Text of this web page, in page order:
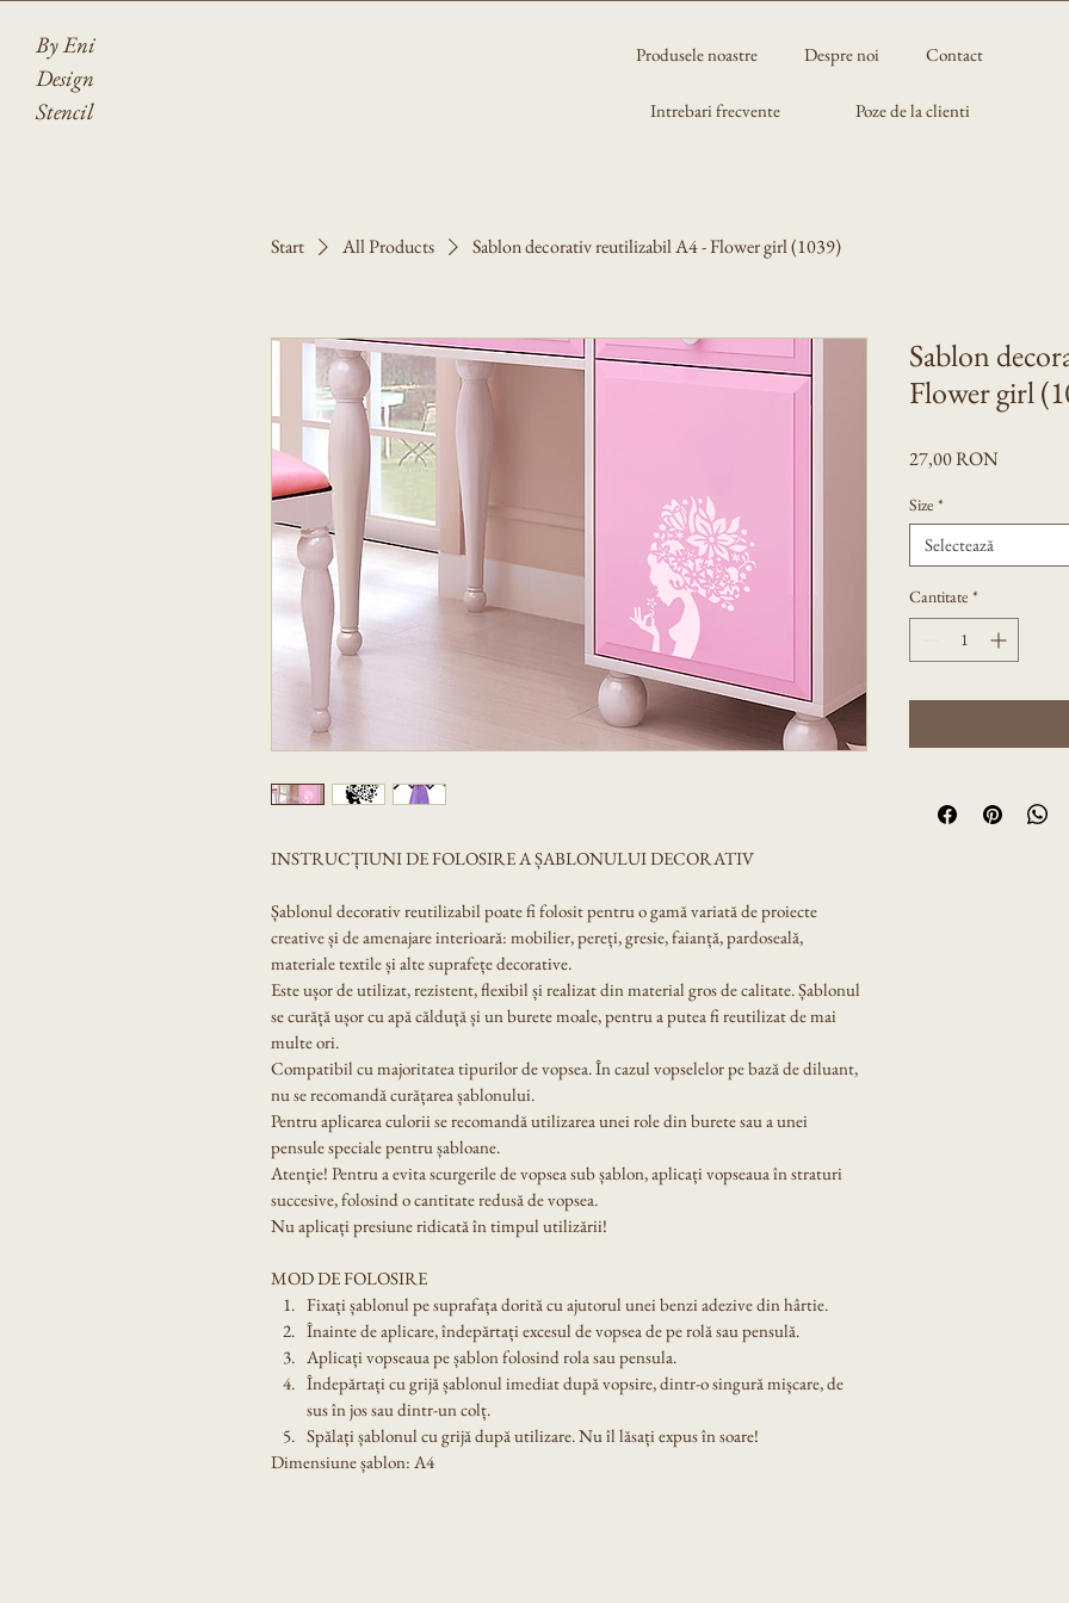
By Eni
Design
Stencil
Produsele noastre Despre noi Contact
Intrebari frecvente Poze de la clienti
Start All Products Sablon decorativ reutilizabil A4 - Flower girl (1039)
INSTRUCȚIUNI DE FOLOSIRE A ȘABLONULUI DECORATIV
Șablonul decorativ reutilizabil poate fi folosit pentru o gamă variată de proiecte
creative și de amenajare interioară: mobilier, pereți, gresie, faianță, pardoseală,
materiale textile și alte suprafețe decorative.
Este ușor de utilizat, rezistent, flexibil și realizat din material gros de calitate. Șablonul
se curăță ușor cu apă călduță și un burete moale, pentru a putea fi reutilizat de mai
multe ori.
Compatibil cu majoritatea tipurilor de vopsea. În cazul vopselelor pe bază de diluant,
nu se recomandă curățarea șablonului.
Pentru aplicarea culorii se recomandă utilizarea unei role din burete sau a unei
pensule speciale pentru șabloane.
Atenție! Pentru a evita scurgerile de vopsea sub șablon, aplicați vopseaua în straturi
succesive, folosind o cantitate redusă de vopsea.
Nu aplicați presiune ridicată în timpul utilizării!
MOD DE FOLOSIRE
Fixați șablonul pe suprafața dorită cu ajutorul unei benzi adezive din hârtie.
Înainte de aplicare, îndepărtați excesul de vopsea de pe rolă sau pensulă.
Aplicați vopseaua pe șablon folosind rola sau pensula.
Îndepărtați cu grijă șablonul imediat după vopsire, dintr-o singură mișcare, de
sus în jos sau dintr-un colț.
Spălați șablonul cu grijă după utilizare. Nu îl lăsați expus în soare!
Dimensiune șablon: A4
Sablon
Flower girl
27,00 RONPreț
Size *
Selectează
Cantitate *